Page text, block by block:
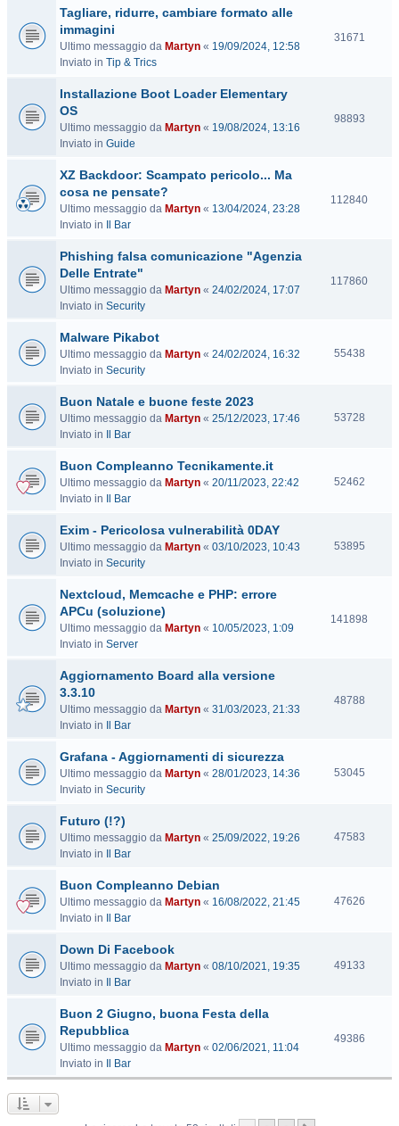
Tagliare, ridurre, cambiare formato alle
immagini
Ultimo messaggio da Martyn « 19/09/2024, 12:58
Inviato in Tip & Trics
31671
e
Installazione Boot Loader Elementary
OS
Ultimo messaggio da Martyn « 19/08/2024, 13:16
Inviato in Guide
98893V
e
XZ Backdoor: Scampato pericolo... Ma
cosa ne pensate?
Ultimo messaggio da Martyn « 13/04/2024, 23:28
Inviato in
Il Bar
112840V
e
Phishing falsa comunicazione "Agenzia
Delle Entrate"
Ultimo messaggio da Martyn « 24/02/2024, 17:07
Inviato in Security
117860V
Malware Pikabot
Ultimo messaggio da Martyn « 24/02/2024, 16:32
Inviato in Security
55438V
t
Buon Natale e buone feste 2023
Ultimo messaggio da Martyn « 25/12/2023, 17:46
Inviato in
Il Bar
53728V
t
Buon Compleanno Tecnikamente.it
Ultimo messaggio da Martyn « 20/11/2023, 22:42
Inviato in
Il Bar
52462V
t
Exim - Pericolosa vulnerabilità 0DAY
Ultimo messaggio da Martyn « 03/10/2023, 10:43
Inviato in Security
53895V
e
Nextcloud, Memcache e PHP: errore
APCu (soluzione)
Ultimo messaggio da Martyn « 10/05/2023, 1:09
Inviato in Server
141898
Aggiornamento Board alla versione
3.3.10
Ultimo messaggio da Martyn « 31/03/2023, 21:33
Inviato in
Il Bar
48788V
Grafana - Aggiornamenti di sicurezza
Ultimo messaggio da Martyn « 28/01/2023, 14:36
Inviato in Security
53045V
t
Futuro (!?)
Ultimo messaggio da Martyn « 25/09/2022, 19:26
Inviato in
Il Bar
47583V
t
Buon Compleanno Debian
Ultimo messaggio da Martyn « 16/08/2022, 21:45
Inviato in
Il Bar
47626V
t
Down Di Facebook
Ultimo messaggio da Martyn « 08/10/2021, 19:35
Inviato in
Il Bar
49133V
e
Buon 2 Giugno, buona Festa della
Repubblica
Ultimo messaggio da Martyn « 02/06/2021, 11:04
Inviato in
Il Bar
49386V